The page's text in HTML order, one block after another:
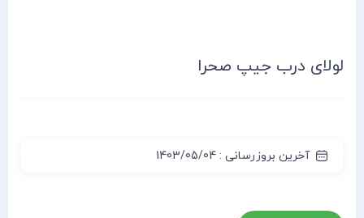
لولای درب جیپ صحرا
آخرین بروزرسانی : 1403/05/04